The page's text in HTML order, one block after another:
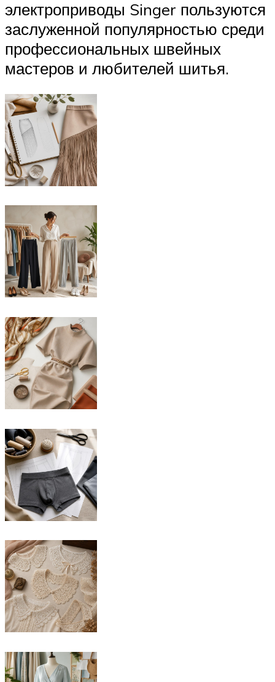
электроприводы Singer пользуются
заслуженной популярностью среди
профессиональных швейных
мастеров и любителей шитья.